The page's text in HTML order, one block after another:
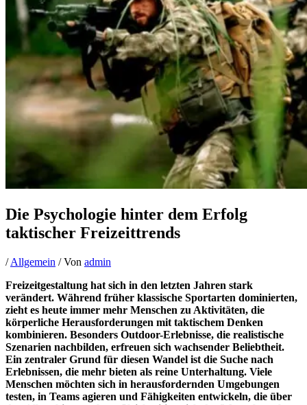
Die Psychologie hinter dem Erfolg
taktischer Freizeittrends
/Allgemein / Von admin
Freizeitgestaltung hat sich in den letzten Jahren stark
verändert. Während früher klassische Sportarten dominierten,
zieht es heute immer mehr Menschen zu Aktivitäten, die
körperliche Herausforderungen mit taktischem Denken
kombinieren. Besonders Outdoor-Erlebnisse, die realistische
Szenarien nachbilden, erfreuen sich wachsender Beliebtheit.
Ein zentraler Grund für diesen Wandel ist die Suche nach
Erlebnissen, die mehr bieten als reine Unterhaltung. Viele
Menschen möchten sich in herausfordernden Umgebungen
testen, in Teams agieren und Fähigkeiten entwickeln, die über